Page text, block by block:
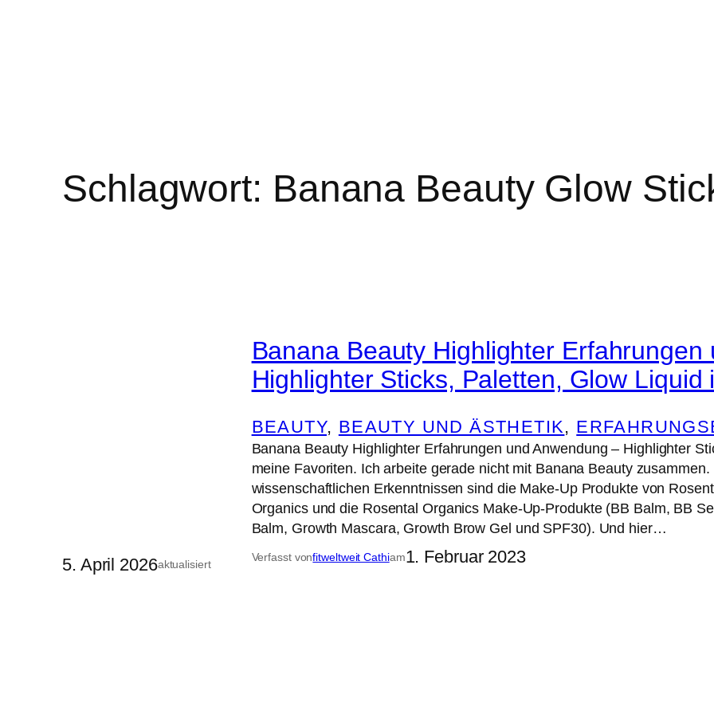
Schlagwort: Banana Beauty Glow
5. April 2026aktualisiert
Banana Beauty Highlighter Erfahrungen
Highlighter Sticks, Paletten, Glow Liquid
BEAUTY, BEAUTY UND ÄSTHETIK,
Banana Beauty Highlighter Erfahrungen und Anwendung – Highlighter
meine Favoriten. Ich arbeite gerade nicht mit Banana Beauty
wissenschaftlichen Erkenntnissen sind die Make-Up Produkte von
Organics und die Rosental Organics Make-Up-Produkte (BB Balm, BB
Balm, Growth Mascara, Growth Brow Gel und SPF30). Und hier…
Verfasst vonfitweltweit Cathiam1. Februar 2023